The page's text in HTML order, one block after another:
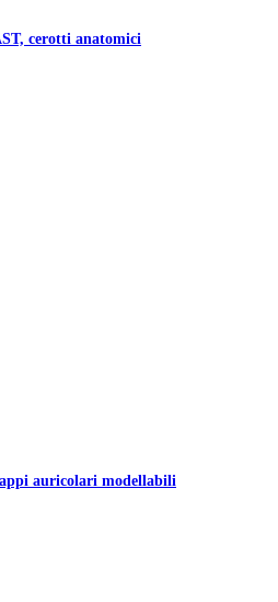
cerotti anatomici
auricolari modellabili